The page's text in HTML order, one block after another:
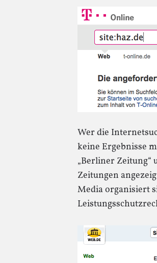
Wer die
keine Ergebnisse
„Berliner
Zeitungen
Media organisiert